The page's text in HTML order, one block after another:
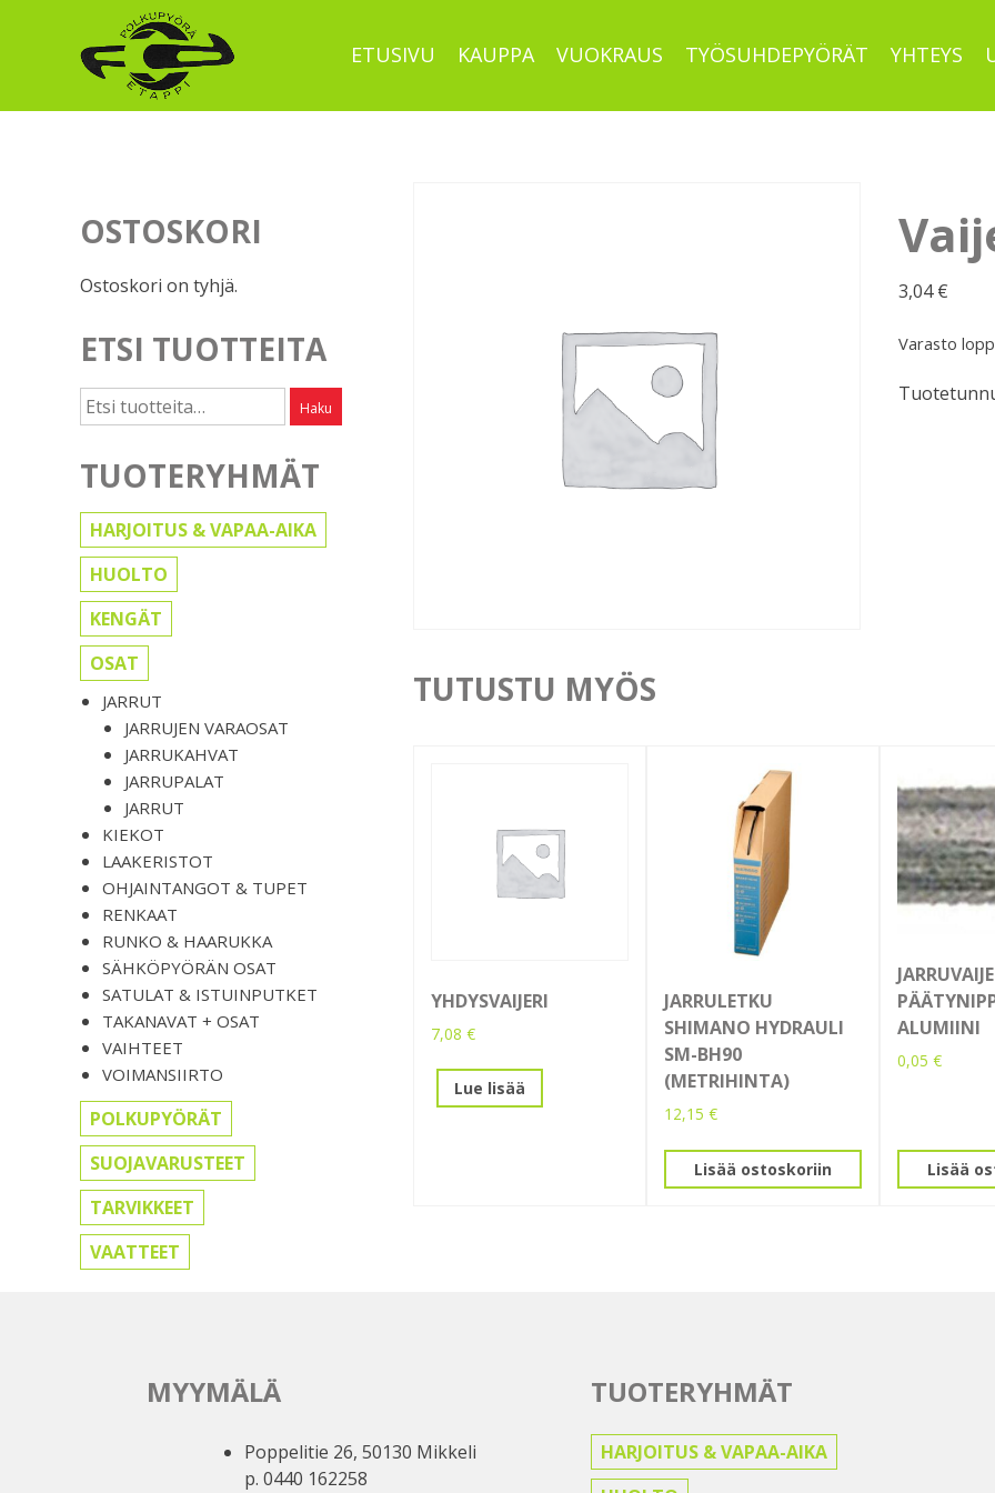
ETUSIVU KAUPPA VUOKRAUS TYÖSUHDEPYÖRÄT YHTEYS
OSTOSKORI
Ostoskori on tyhjä.
ETSI TUOTTEITA
Etsi: Haku
TUOTERYHMÄT
HARJOITUS & VAPAA-AIKA
HUOLTO
KENGÄT
OSAT
JARRUT
JARRUJEN VARAOSAT
JARRUKAHVAT
JARRUPALAT
JARRUT
KIEKOT
LAAKERISTOT
OHJAINTANGOT & TUPET
RENKAAT
RUNKO & HAARUKKA
SÄHKÖPYÖRÄN OSAT
SATULAT & ISTUINPUTKET
TAKANAVAT + OSAT
VAIHTEET
VOIMANSIIRTO
POLKUPYÖRÄT
SUOJAVARUSTEET
TARVIKKEET
VAATTEET
3,04€
Varasto
TUTUSTU MYÖS
YHDYSVAIJERI
7,08 €
Lue lisää
JARRULETKU
SHIMANO HYDRAULI
SM-BH90
(METRIHINTA)
12,15 €
Lisää ostoskoriin
ALUMIINI
0,05 €
Lisää
MYYMÄLÄ
Poppelitie 26, 50130 Mikkeli
p. 0440 162258
TUOTERYHMÄT
HARJOITUS & VAPAA-AIKA